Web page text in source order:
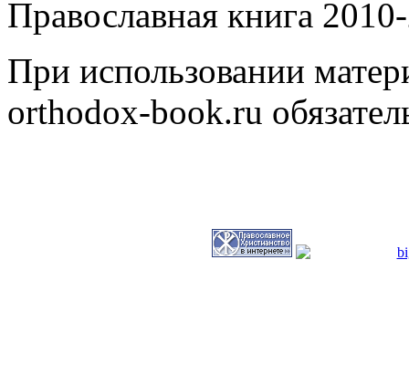
Православная книга
При использовании
orthodox-book.ru